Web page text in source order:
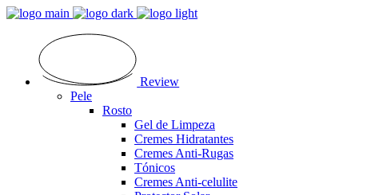
Review
Pele
Rosto
Gel de Limpeza
Cremes Hidratantes
Cremes Anti-Rugas
Tónicos
Cremes Anti-celulite